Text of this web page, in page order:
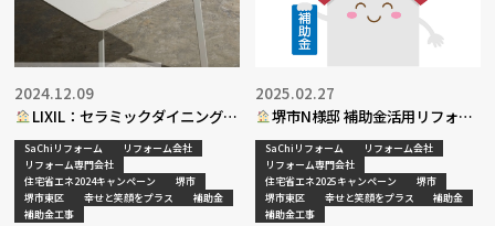
LIXIL：セラミックダイニングテ
ーブルpart３
2024.12.09
SaChiリフォーム
リフォーム会社
リフォーム専門会社
住宅省エネ2024キャンペーン
堺市
堺市東区
幸せと笑顔をプラス
補助金
補助金工事
堺市N様邸 補助金活用リフォー
ム工事決定
2025.02.27
SaChiリフォーム
リフォーム会社
リフォーム専門会社
住宅省エネ2025キャンペーン
堺市
堺市東区
幸せと笑顔をプラス
補助金
補助金工事